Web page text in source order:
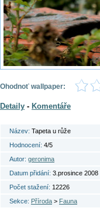
Ohodnoť wallpaper:
Detaily - Komentáře
Název: Tapeta u růže
Hodnocení: 4/5
Autor: geronima
Datum přidání: 3.prosince 2008
Počet stažení: 12226
Sekce: Příroda > Fauna